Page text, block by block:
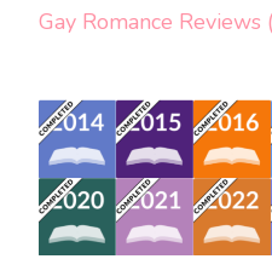
Gay Romance Reviews